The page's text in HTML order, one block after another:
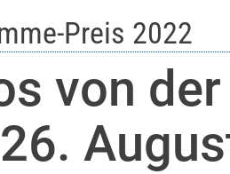
Preis 2022
von